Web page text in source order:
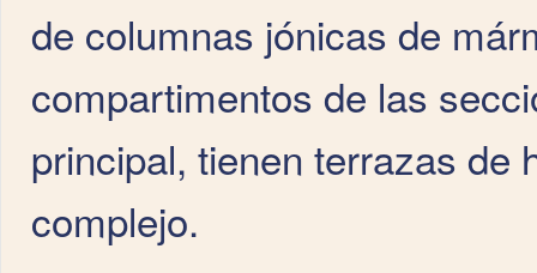
de columnas jónicas de
compartimentos de las
principal, tienen terrazas de
complejo.